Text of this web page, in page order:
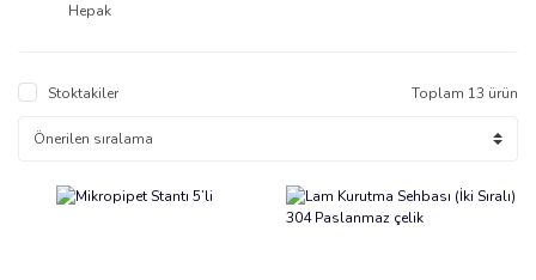
Hepak
Stoktakiler Toplam 13 ürün